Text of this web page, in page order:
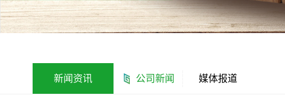
新闻资讯 公司新闻 媒体报道